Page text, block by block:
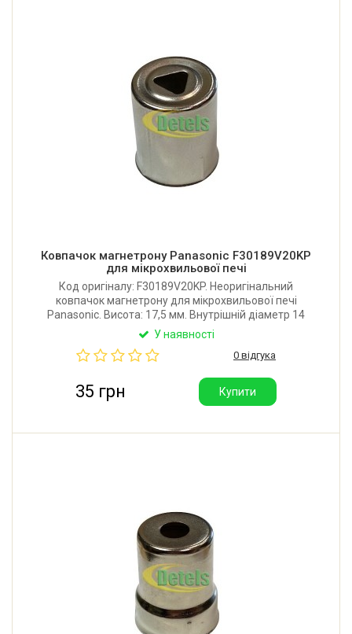
Ковпачок магнетрону Panasonic F30189V20KP
для мікрохвильової печі
Код оригіналу: F30189V20KP. Неоригінальний
ковпачок магнетрону для мікрохвильової печі
Panasonic. Висота: 17,5 мм. Внутрішній діаметр 14
У наявності
0 відгука
35 грн Купити